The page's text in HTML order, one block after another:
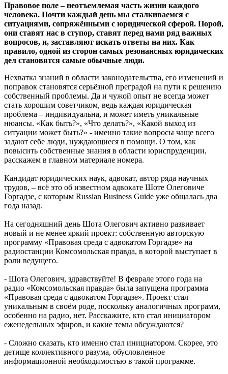
Правовое поле – неотъемлемая часть жизни каждого
человека. Почти каждый день мы сталкиваемся с
ситуациями, сопряжёнными с юридической сферой. Порой,
они ставят нас в ступор, ставят перед нами ряд важных
вопросов, и, заставляют искать ответы на них. Как
правило, одной из сторон самых резонансных юридических
дел становятся самые обычные люди.
Нехватка знаний в области законодательства, его изменений и
поправок становятся серьёзной преградой на пути к решению
собственный проблемы. Да и чужой опыт не всегда может
стать хорошим советчиком, ведь каждая юридическая
проблема – индивидуальна, и может иметь уникальные
нюансы. «Как быть?», «Что делать?», «Какой выход из
ситуации может быть?» - именно такие вопросы чаще всего
задают себе люди, нуждающиеся в помощи. О том, как
повысить собственные знания в области юриспруденции,
расскажем в главном материале номера.
Кандидат юридических наук, адвокат, автор ряда научных
трудов, – всё это об известном адвокате Шоте Олеговиче
Горгадзе, с которым Russian Business Guide уже общалась два
года назад.
На сегодняшний день Шота Олегович активно развивает
новый и не менее яркий проект: собственную авторскую
программу «Правовая среда с адвокатом Горгадзе» на
радиостанции Комсомольская правда, в которой выступает в
роли ведущего.
- Шота Олегович, здравствуйте! В феврале этого года на
радио «Комсомольская правда» была запущена программа
«Правовая среда с адвокатом Горгадзе». Проект стал
уникальным в своём роде, поскольку аналогичных программ,
особенно на радио, нет. Расскажите, кто стал инициатором
еженедельных эфиров, и какие темы обсуждаются?
- Сложно сказать, кто именно стал инициатором. Скорее, это
детище коллективного разума, обусловленное
информационной необходимостью в такой программе.